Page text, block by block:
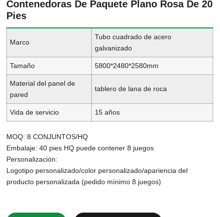
Contenedoras De Paquete Plano Rosa De 20
Pies
Marco
Tubo cuadrado de acero
galvanizado
Tamaño 5800*2480*2580mm
Material del panel de
pared
tablero de lana de roca
Vida de servicio 15 años
MOQ: 8 CONJUNTOS/HQ
Embalaje: 40 pies HQ puede contener 8 juegos
Personalización:
Logotipo personalizado/color personalizado/apariencia del
producto personalizada (pedido mínimo 8 juegos)